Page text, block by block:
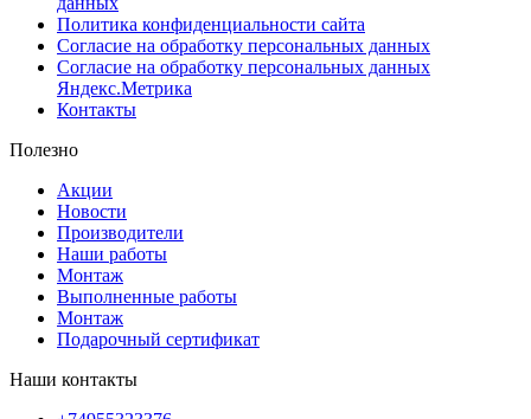
Политика конфиденциальности сайта
Согласие на обработку персональных данных
Согласие на обработку персональных данных
Яндекс.Метрика
Контакты
Полезно
Акции
Новости
Производители
Наши работы
Монтаж
Выполненные работы
Монтаж
Подарочный сертификат
Наши контакты